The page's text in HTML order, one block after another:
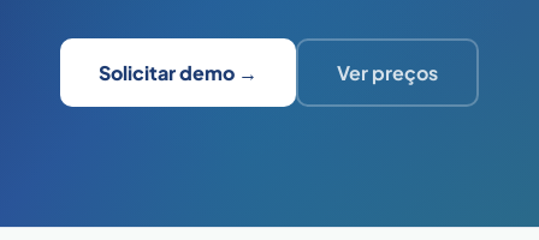
Solicitar demo → Ver preços